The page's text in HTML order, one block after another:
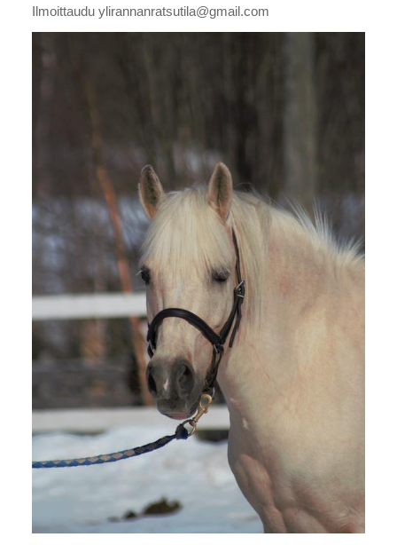
Ilmoittaudu ylirannanratsutila@gmail.com